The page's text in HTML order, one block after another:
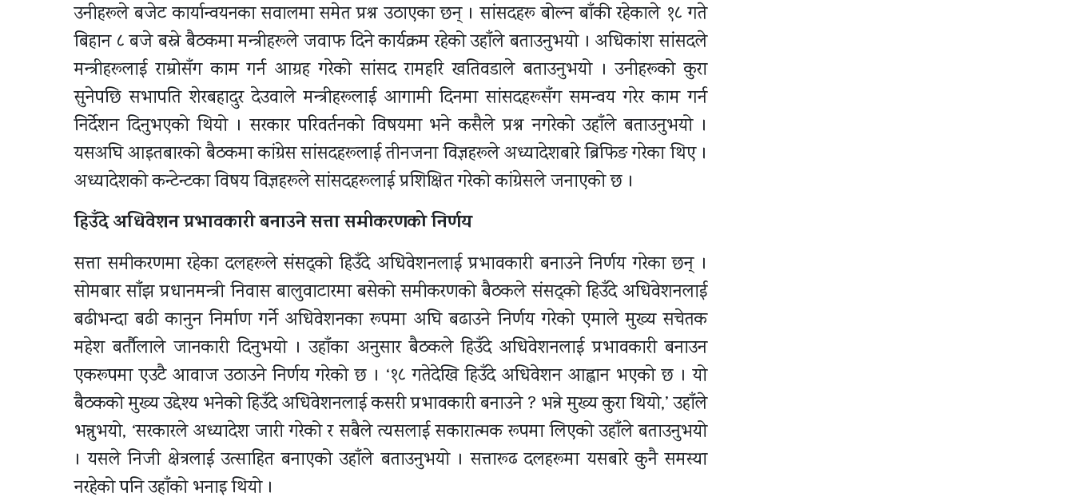
उनीहरूले बजेट कार्यान्वयनका सवालमा समेत प्रश्न उठाएका छन् । सांसदहरू बोल्न बाँकी रहेकाले १८ गते
बिहान ८ बजे बस्ने बैठकमा मन्त्रीहरूले जवाफ दिने कार्यक्रम रहेको उहाँले बताउनुभयो । अधिकांश सांसदले
मन्त्रीहरूलाई राम्रोसँग काम गर्न आग्रह गरेको सांसद रामहरि खतिवडाले बताउनुभयो । उनीहरूको कुरा
सुनेपछि सभापति शेरबहादुर देउवाले मन्त्रीहरूलाई आगामी दिनमा सांसदहरूसँग समन्वय गरेर काम गर्न
निर्देशन दिनुभएको थियो । सरकार परिवर्तनको विषयमा भने कसैले प्रश्न नगरेको उहाँले बताउनुभयो ।
यसअघि आइतबारको बैठकमा कांग्रेस सांसदहरूलाई तीनजना विज्ञहरूले अध्यादेशबारे ब्रिफिङ गरेका थिए ।
अध्यादेशको कन्टेन्टका विषय विज्ञहरूले सांसदहरूलाई प्रशिक्षित गरेको कांग्रेसले जनाएको छ ।
हिउँदे अधिवेशन प्रभावकारी बनाउने सत्ता समीकरणको निर्णय
सत्ता समीकरणमा रहेका दलहरूले संसद्को हिउँदे अधिवेशनलाई प्रभावकारी बनाउने निर्णय गरेका छन् ।
सोमबार साँझ प्रधानमन्त्री निवास बालुवाटारमा बसेको समीकरणको बैठकले संसद्को हिउँदे अधिवेशनलाई
बढीभन्दा बढी कानुन निर्माण गर्ने अधिवेशनका रूपमा अघि बढाउने निर्णय गरेको एमाले मुख्य सचेतक
महेश बर्तौलाले जानकारी दिनुभयो । उहाँका अनुसार बैठकले हिउँदे अधिवेशनलाई प्रभावकारी बनाउन
एकरूपमा एउटै आवाज उठाउने निर्णय गरेको छ । ‘१८ गतेदेखि हिउँदे अधिवेशन आह्वान भएको छ । यो
बैठकको मुख्य उद्देश्य भनेको हिउँदे अधिवेशनलाई कसरी प्रभावकारी बनाउने ? भन्ने मुख्य कुरा थियो,’ उहाँले
भन्नुभयो, ‘सरकारले अध्यादेश जारी गरेको र सबैले त्यसलाई सकारात्मक रूपमा लिएको उहाँले बताउनुभयो
। यसले निजी क्षेत्रलाई उत्साहित बनाएको उहाँले बताउनुभयो । सत्तारूढ दलहरूमा यसबारे कुनै समस्या
नरहेको पनि उहाँको भनाइ थियो ।